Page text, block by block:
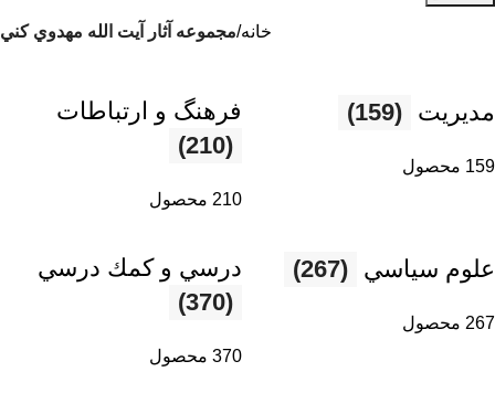
خانه مجموعه آثار آيت الله مهدوي كني
مديريت (159)
159 محصول
فرهنگ و ارتباطات
(210)
210 محصول
علوم سياسي (267)
267 محصول
درسي و كمك درسي
(370)
370 محصول